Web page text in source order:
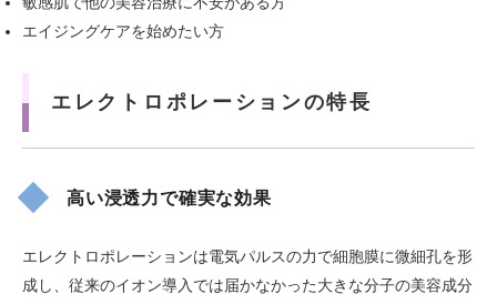
エイジングケアを始めたい方
エレクトロポレーションの特長
高い浸透力で確実な効果
エレクトロポレーションは電気パルスの力で細胞膜に微細孔を形
成し、従来のイオン導入では届かなかった大きな分子の美容成分